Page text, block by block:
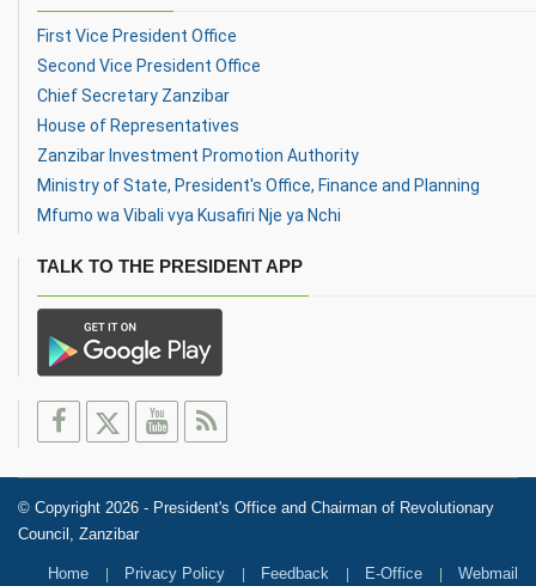
First Vice President Office
Second Vice President Office
Chief Secretary Zanzibar
House of Representatives
Zanzibar Investment Promotion Authority
Ministry of State, President's Office, Finance and Planning
Mfumo wa Vibali vya Kusafiri Nje ya Nchi
TALK TO THE PRESIDENT APP
© Copyright 2026 - President's Office and Chairman of Revolutionary
Council, Zanzibar
Home Privacy Policy Feedback E-Office Webmail